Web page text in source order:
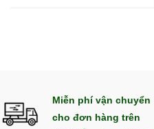
Miễn phí vận chuyển
cho đơn hàng trên